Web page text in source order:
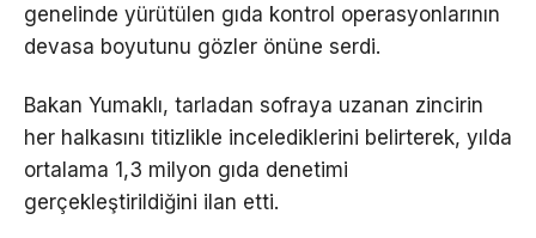
genelinde yürütülen gıda kontrol operasyonlarının
devasa boyutunu gözler önüne serdi.
Bakan Yumaklı, tarladan sofraya uzanan zincirin
her halkasını titizlikle incelediklerini belirterek, yılda
ortalama 1,3 milyon gıda denetimi
gerçekleştirildiğini ilan etti.